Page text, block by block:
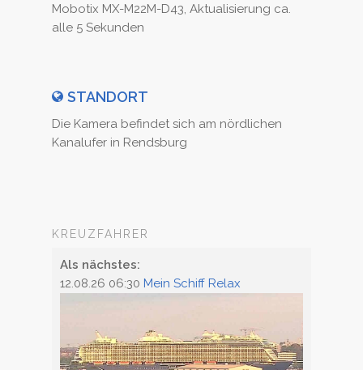
KREUZFAHRER
Als nächstes:
12.08.26 06:30 Mein Schiff Relax
Mobotix MX-M22M-D43, Aktualisierung ca.
alle 5 Sekunden
STANDORT
Die Kamera befindet sich am nördlichen
Kanalufer in Rendsburg